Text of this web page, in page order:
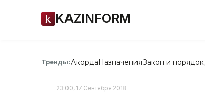
KAZINFORM
Тренды:АкордаНазначенияЗакон и порядок
23:00, 17 Сентября 2018